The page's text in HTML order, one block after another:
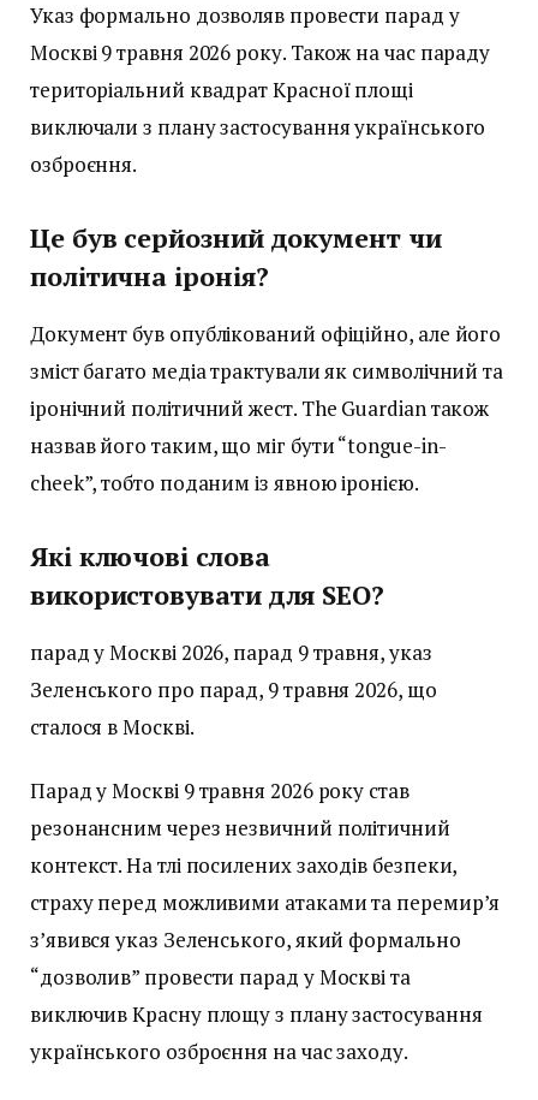
Указ формально дозволяв провести парад у
Москві 9 травня 2026 року. Також на час параду
територіальний квадрат Красної площі
виключали з плану застосування українського
озброєння.
Це був серйозний документ чи
політична іронія?
Документ був опублікований офіційно, але його
зміст багато медіа трактували як символічний та
іронічний політичний жест. The Guardian також
назвав його таким, що міг бути “tongue-in-
cheek”, тобто поданим із явною іронією.
Які ключові слова
використовувати для SEO?
парад у Москві 2026, парад 9 травня, указ
Зеленського про парад, 9 травня 2026, що
сталося в Москві.
Парад у Москві 9 травня 2026 року став
резонансним через незвичний політичний
контекст. На тлі посилених заходів безпеки,
страху перед можливими атаками та перемир’я
з’явився указ Зеленського, який формально
“дозволив” провести парад у Москві та
виключив Красну площу з плану застосування
українського озброєння на час заходу.